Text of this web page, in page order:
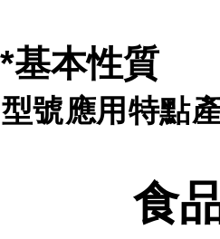
*基本性質
型號應用 特點
食